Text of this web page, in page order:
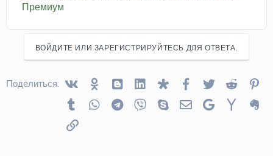
Премиум
ВОЙДИТЕ ИЛИ ЗАРЕГИСТРИРУЙТЕСЬ ДЛЯ ОТВЕТА.
Поделиться: VkontakteOdnoklassniki
Blogger Linked InDiasporaFacebook
TwitterReddit
Tumblr WhatsAppTelegram
Viber SkypeЭлектронная почта
Google Yahoo
Ссылка